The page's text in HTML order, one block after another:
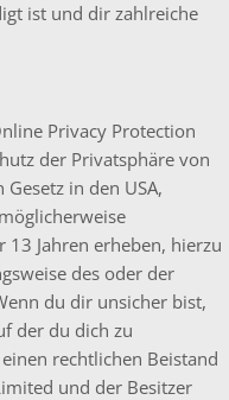
ist und dir zahlreiche
Privacy Protection
der Privatsphäre von
in den USA,
Jahren erheben, hierzu
des oder der
du dir unsicher bist,
der du dich zu
rechtlichen Beistand
und der Besitzer